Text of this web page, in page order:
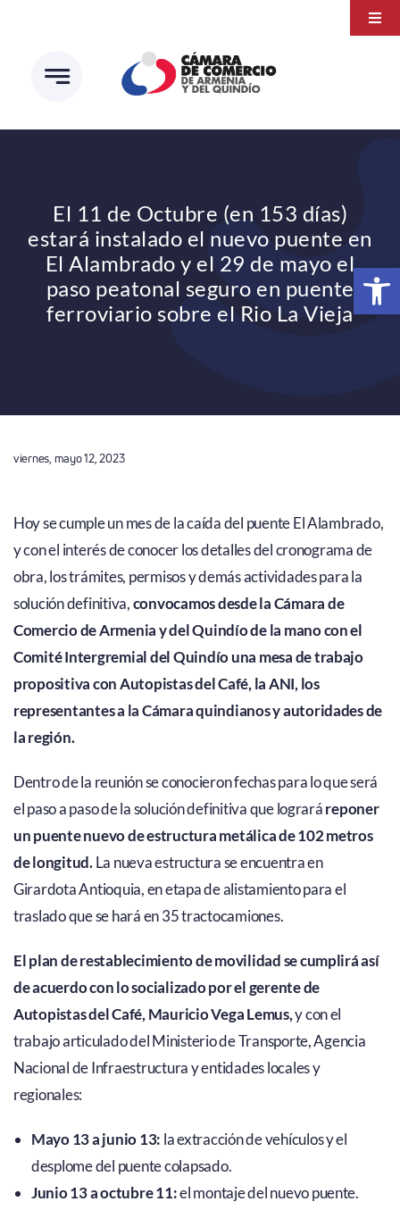
Abrir
contenido
El 11 de Octubre (en 153 días)
estará instalado el nuevo puente en
El Alambrado y el 29 de mayo el
paso peatonal seguro en puente
ferroviario sobre el Rio La Vieja
viernes, mayo 12, 2023
Hoy se cumple un mes de la caída del puente El Alambrado,
y con el interés de conocer los detalles del cronograma de
obra, los trámites, permisos y demás actividades para la
solución definitiva,convocamos desde la Cámara de
Comercio de Armenia y del Quindío de la mano con el
Comité Intergremial del Quindío una mesa de trabajo
propositiva con Autopistas del Café, la ANI, los
representantes a la Cámara quindianos y autoridades de
la región.
Dentro de la reunión se conocieron fechas para lo que será
el paso a paso de la solución definitiva que lograráreponer
un puente nuevo de estructura metálica de 102 metros
de longitud.La nueva estructura se encuentra en
Girardota Antioquia, en etapa de alistamiento para el
traslado que se hará en 35 tractocamiones.
El plan de restablecimiento de movilidad se cumplirá así
de acuerdo con lo socializado por el gerente de
Autopistas del Café, Mauricio Vega Lemus,y con el
trabajo articulado del Ministerio de Transporte, Agencia
Nacional de Infraestructura y entidades locales y
regionales:
Mayo 13 a junio 13: la extracción de vehículos y el
desplome del puente colapsado.
Junio 13 a octubre 11:el montaje del nuevo puente.